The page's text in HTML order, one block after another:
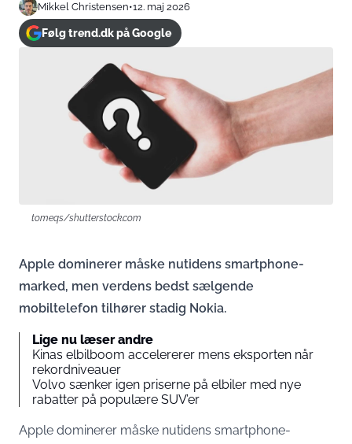
Mikkel Christensen•12. maj 2026
Følg trend.dk på Google
tomeqs/shutterstock.com
Apple dominerer måske nutidens smartphone-
marked, men verdens bedst sælgende
mobiltelefon tilhører stadig Nokia.
Lige nu læser andre
Kinas elbilboom accelererer mens eksporten når
rekordniveauer
Volvo sænker igen priserne på elbiler med nye
rabatter på populære SUV’er
Apple dominerer måske nutidens smartphone-